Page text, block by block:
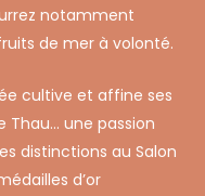
notamment
de mer à volonté.
cultive et affine ses
Thau… une passion
distinctions au Salon
d’or